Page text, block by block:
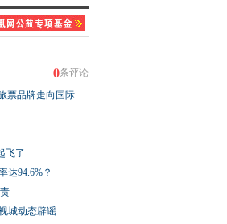
0条评论
票品牌走向国际
飞了
达94.6%？
城动态辟谣